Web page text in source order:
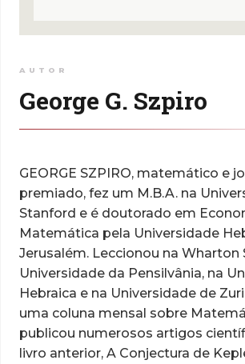
AUTOR
George G. Szpiro
GEORGE SZPIRO, matemático e
premiado, fez um M.B.A. na
Stanford e é doutorado em
Matemática pela Universidade
Jerusalém. Leccionou na Wharton
Universidade da Pensilvânia, na
Hebraica e na Universidade de
uma coluna mensal sobre
publicou numerosos artigos
livro anterior, A Conjectura de